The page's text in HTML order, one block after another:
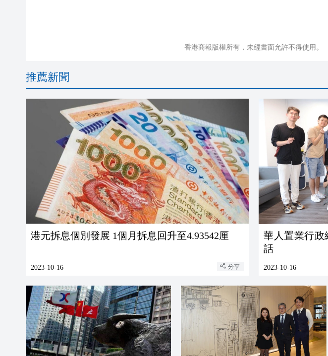
香港商報版權所有，未經書面允許不得使用。
推薦新聞
港元拆息個別發展 1個月拆息回升至4.93542厘
2023-10-16 分享
華人置業行政
話
2023-10-16